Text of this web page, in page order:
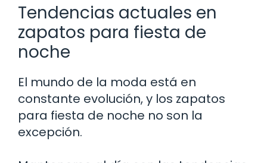
Tendencias actuales en
zapatos para fiesta de
noche
El mundo de la moda está en
constante evolución, y los zapatos
para fiesta de noche no son la
excepción.